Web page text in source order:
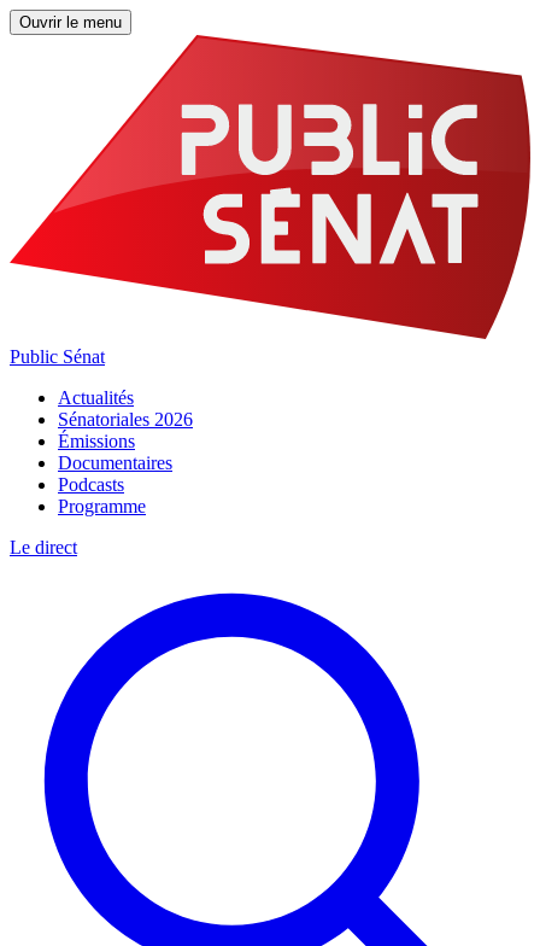
Ouvrir le menu
Public Sénat
Actualités
Sénatoriales 2026
Émissions
Documentaires
Podcasts
Programme
Le direct